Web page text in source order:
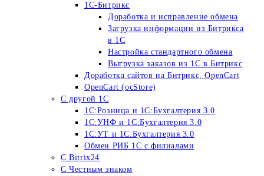
1С-Битрикс
Доработка и исправление обмена
Загрузка информации из Битрикса
в 1С
Настройка стандартного обмена
Выгрузка заказов из 1С в Битрикс
Доработка сайтов на Битрикс, OpenСart
OpenCart (ocStore)
С другой 1С
1С:Розница и 1С:Бухгалтерия 3.0
1С:УНФ и 1С:Бухгалтерия 3.0
1С:УТ и 1С:Бухгалтерия 3.0
Обмен РИБ 1С с филиалами
С Bitrix24
С Честным знаком